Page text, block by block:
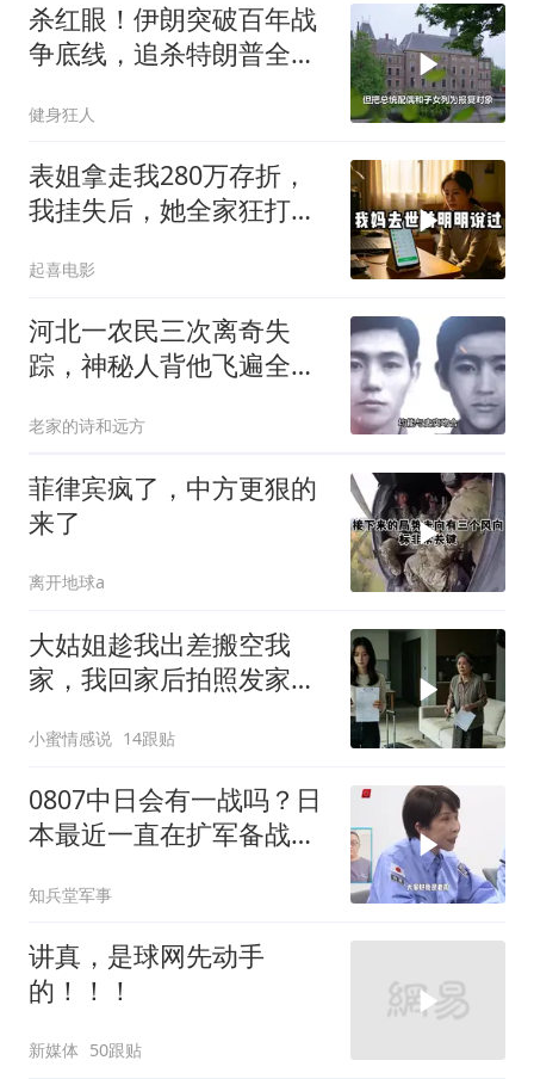
杀红眼！伊朗突破百年战
争底线，追杀特朗普全
健身狂人
表姐拿走我280万存折，
我挂失后，她全家狂打
起喜电影
河北一农民三次离奇失
踪，神秘人背他飞遍全中
老家的诗和远方
菲律宾疯了，中方更狠的
来了
离开地球a
大姑姐趁我出差搬空我
家，我回家后拍照发家族
小蜜情感说 14跟贴
0807中日会有一战吗？日
本最近一直在扩军备战，
知兵堂军事
讲真，是球网先动手
的！！！
新媒体 50跟贴